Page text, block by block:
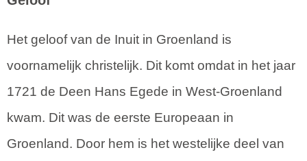
Het geloof van de Inuit in Groenland is
voornamelijk christelijk. Dit komt omdat in het jaar
1721 de Deen Hans Egede in West-Groenland
kwam. Dit was de eerste Europeaan in
Groenland. Door hem is het westelijke deel van